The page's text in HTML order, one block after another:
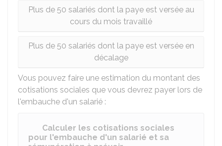
Plus de 50 salariés dont la paye est versée au
cours du mois travaillé
Plus de 50 salariés dont la paye est versée en
décalage
Vous pouvez faire une estimation du montant des
cotisations sociales que vous devrez payer lors de
l'embauche d'un salarié :
Calculer les cotisations sociales
pour l'embauche d'un salarié et sa